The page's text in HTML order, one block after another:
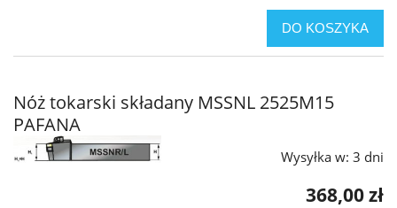
DO KOSZYKA
Nóż tokarski składany MSSNL 2525M15
PAFANA
Wysyłka w: 3 dni
368,00 zł